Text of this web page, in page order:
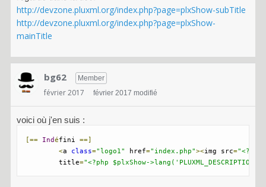
http://devzone.pluxml.org/index.php?page=plxShow-subTitle
http://devzone.pluxml.org/index.php?page=plxShow-
mainTitle
bg62 Member
février 2017 février 2017 modifié
voici où j'en suis :
[== Indéfini ==]
<a class="logo1" href="index.php"><img src=
	title
="<?php $plxShow-